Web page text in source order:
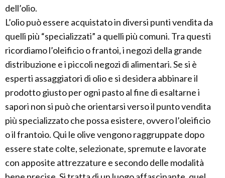
dell’olio.
L’olio può essere acquistato in diversi punti vendita da
quelli più “specializzati” a quelli più comuni. Tra questi
ricordiamo l’oleificio o frantoi, i negozi della grande
distribuzione e i piccoli negozi di alimentari. Se si è
esperti assaggiatori di olio e si desidera abbinare il
prodotto giusto per ogni pasto al fine di esaltarne i
sapori non si può che orientarsi verso il punto vendita
più specializzato che possa esistere, ovvero l’oleificio
o il frantoio. Qui le olive vengono raggruppate dopo
essere state colte, selezionate, spremute e lavorate
con apposite attrezzature e secondo delle modalità